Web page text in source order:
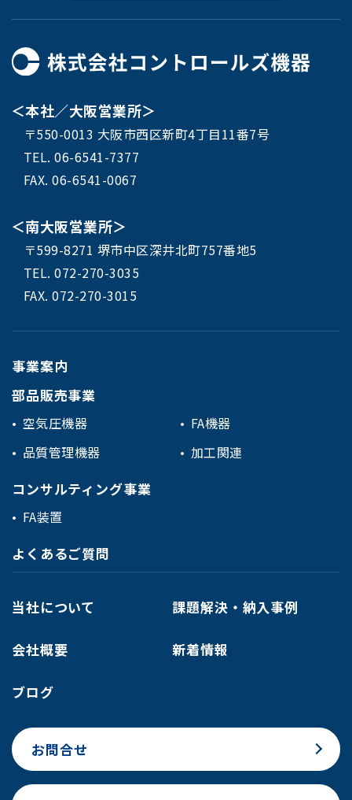
＜本社／大阪営業所＞
〒550-0013 大阪市西区新町4丁目11番7号
TEL. 06-6541-7377
FAX. 06-6541-0067
＜南大阪営業所＞
〒599-8271 堺市中区深井北町757番地5
TEL. 072-270-3035
FAX. 072-270-3015
事業案内
部品販売事業
空気圧機器
FA機器
品質管理機器
加工関連
コンサルティング事業
FA装置
よくあるご質問
当社について 課題解決・納入事例
会社概要 新着情報
ブログ
お問合せ